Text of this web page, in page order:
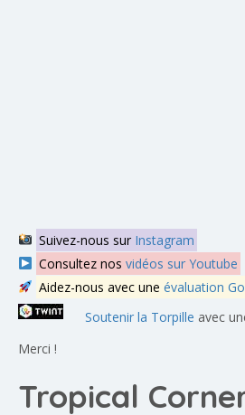
Suivez-nous sur Instagram
Consultez nos vidéos sur Youtube
Aidez-nous avec une évaluation
Soutenir la Torpille avec
Merci !
Tropical